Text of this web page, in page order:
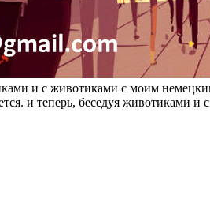
и с животиками с моим
и теперь, беседуя животиками